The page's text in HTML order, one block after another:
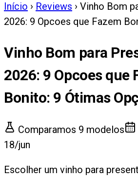
Início › Reviews › Vinho Bom
2026: 9 Opcoes que Fazem
Vinho Bom para
2026: 9 Opcoes que
Bonito: 9 Ótimas
Comparamos 9 modelos
18/jun
Escolher um vinho para